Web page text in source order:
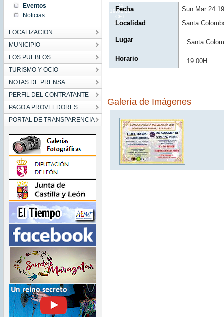
Eventos
Noticias
LOCALIZACION
MUNICIPIO
LOS PUEBLOS
TURISMO Y OCIO
NOTAS DE PRENSA
PERFIL DEL CONTRATANTE
PAGO A PROVEEDORES
PORTAL DE TRANSPARENCIA
24
19:01:00
CET
2024
Fecha
Sun Mar 24
Localidad
Santa
Lugar Santa
Horario 19.00H
Galería de Imágenes